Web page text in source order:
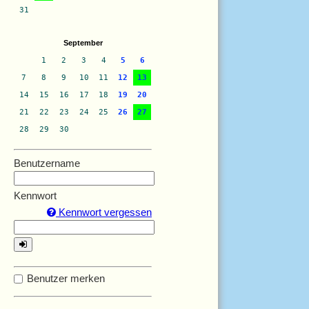
31
September
1 2 3 4 5
6
7
8 9 10 11 12
13
14
15 16 17 18 19
20
21
22 23 24 25 26
27
28
29 30
Benutzername
Kennwort
Kennwort vergessen
Benutzer merken